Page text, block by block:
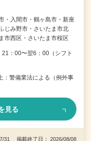
・入間市・鶴ヶ島市・新座
じみ野市・さいたま市北
市西区・さいたま市桜区
：00〜翌6：00（シフト
警備業法による（例外事
見る
31 掲載終了日： 2026/08/08